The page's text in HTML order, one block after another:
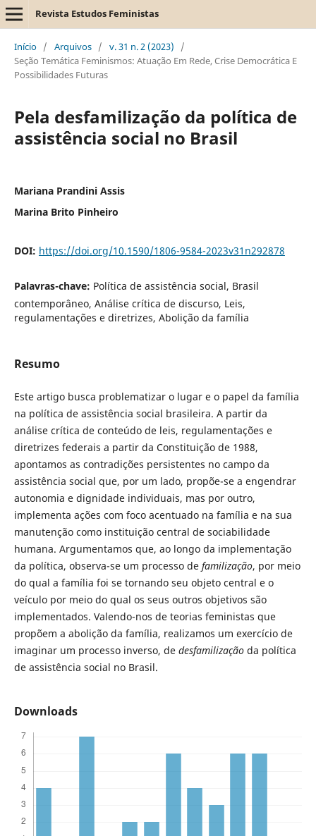
Revista Estudos Feministas
Início / Arquivos / v. 31 n. 2 (2023)
/
Seção Temática Feminismos: Atuação Em Rede, Crise Democrática E
Possibilidades Futuras
Pela desfamilização da política de
assistência social no Brasil
Mariana Prandini Assis
Marina Brito Pinheiro
DOI: https://doi.org/10.1590/1806-9584-2023v31n292878
Palavras-chave: Política de assistência social, Brasil
contemporâneo, Análise crítica de discurso, Leis,
regulamentações e diretrizes, Abolição da família
Resumo
Este artigo busca problematizar o lugar e o papel da família
na política de assistência social brasileira. A partir da
análise crítica de conteúdo de leis, regulamentações e
diretrizes federais a partir da Constituição de 1988,
apontamos as contradições persistentes no campo da
assistência social que, por um lado, propõe-se a engendrar
autonomia e dignidade individuais, mas por outro,
implementa ações com foco acentuado na família e na sua
manutenção como instituição central de sociabilidade
humana. Argumentamos que, ao longo da implementação
da política, observa-se um processo de familização, por meio
do qual a família foi se tornando seu objeto central e o
veículo por meio do qual os seus outros objetivos são
implementados. Valendo-nos de teorias feministas que
propõem a abolição da família, realizamos um exercício de
imaginar um processo inverso, de desfamilizaçãoda política
de assistência social no Brasil.
Downloads